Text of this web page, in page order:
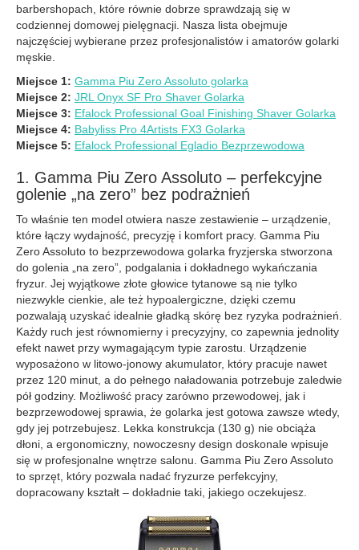
barbershopach, które równie dobrze sprawdzają się w
codziennej domowej pielęgnacji. Nasza lista obejmuje
najczęściej wybierane przez profesjonalistów i amatorów golarki
męskie.
Miejsce 1: Gamma Piu Zero Assoluto golarka
Miejsce 2: JRL Onyx SF Pro Shaver Golarka
Miejsce 3: Efalock Professional Goal Finishing Shaver Golarka
Miejsce 4: Babyliss Pro 4Artists FX3 Golarka
Miejsce 5: Efalock Professional Egladio Bezprzewodowa
1. Gamma Piu Zero Assoluto – perfekcyjne
golenie „na zero” bez podrażnień
To właśnie ten model otwiera nasze zestawienie – urządzenie,
które łączy wydajność, precyzję i komfort pracy. Gamma Piu
Zero Assoluto to bezprzewodowa golarka fryzjerska stworzona
do golenia „na zero”, podgalania i dokładnego wykańczania
fryzur. Jej wyjątkowe złote głowice tytanowe są nie tylko
niezwykle cienkie, ale też hypoalergiczne, dzięki czemu
pozwalają uzyskać idealnie gładką skórę bez ryzyka podrażnień.
Każdy ruch jest równomierny i precyzyjny, co zapewnia jednolity
efekt nawet przy wymagającym typie zarostu. Urządzenie
wyposażono w litowo-jonowy akumulator, który pracuje nawet
przez 120 minut, a do pełnego naładowania potrzebuje zaledwie
pół godziny. Możliwość pracy zarówno przewodowej, jak i
bezprzewodowej sprawia, że golarka jest gotowa zawsze wtedy,
gdy jej potrzebujesz. Lekka konstrukcja (130 g) nie obciąża
dłoni, a ergonomiczny, nowoczesny design doskonale wpisuje
się w profesjonalne wnętrze salonu. Gamma Piu Zero Assoluto
to sprzęt, który pozwala nadać fryzurze perfekcyjny,
dopracowany kształt – dokładnie taki, jakiego oczekujesz.